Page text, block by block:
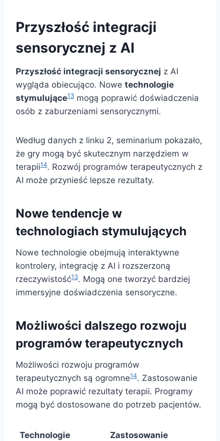
Przyszłość integracji
sensorycznej z AI
Przyszłość integracji sensorycznej z AI
wygląda obiecująco. Nowe technologie
stymulujące13 mogą poprawić doświadczenia
osób z zaburzeniami sensorycznymi.
Według danych z linku 2, seminarium pokazało,
że gry mogą być skutecznym narzędziem w
terapii14. Rozwój programów terapeutycznych z
AI może przynieść lepsze rezultaty.
Nowe tendencje w
technologiach stymulujących
Nowe technologie obejmują interaktywne
kontrolery, integrację z AI i rozszerzoną
rzeczywistość13. Mogą one tworzyć bardziej
immersyjne doświadczenia sensoryczne.
Możliwości dalszego rozwoju
programów terapeutycznych
Możliwości rozwoju programów
terapeutycznych są ogromne14. Zastosowanie
AI może poprawić rezultaty terapii. Programy
mogą być dostosowane do potrzeb pacjentów.
Technologie
Zastosowanie